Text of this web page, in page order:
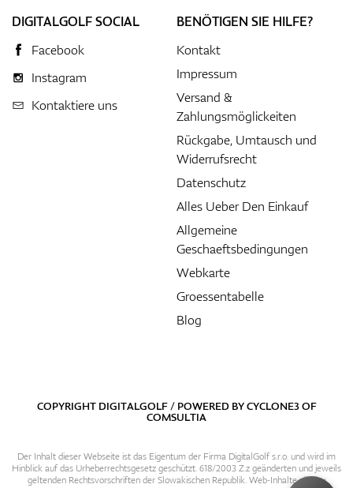
DIGITALGOLF SOCIAL
Facebook
Instagram
Kontaktiere uns
BENÖTIGEN SIE HILFE?
Kontakt
Impressum
Versand &
Zahlungsmöglickeiten
Rückgabe, Umtausch und
Widerrufsrecht
Datenschutz
Alles Ueber Den Einkauf
Allgemeine
Geschaeftsbedingungen
Webkarte
Groessentabelle
Blog
COPYRIGHT DIGITALGOLF / POWERED BYCYCLONE3OF
COMSULTIA
Der Inhalt dieser Webseite ist das Eigentum der Firma DigitalGolf s.r.o. und wird im
Hinblick auf das Urheberrechtsgesetz geschützt. 618/2003 Z.z geänderten und jeweils
geltenden Rechtsvorschriften der Slowakischen Republik. Web-Inhalte sind zu